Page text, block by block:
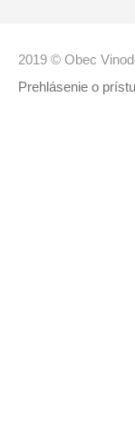
2019 © Obec
Prehlásenie o